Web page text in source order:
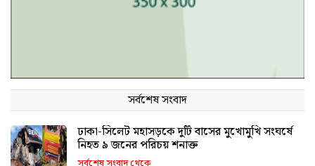
সর্বশেষ সংবাদ
ঢাকা-সিলেট মহাসড়কে দুটি বাসের মুখোমুখি সংঘর্ষে
নিহত ৯ জনের পরিচয় শনাক্ত